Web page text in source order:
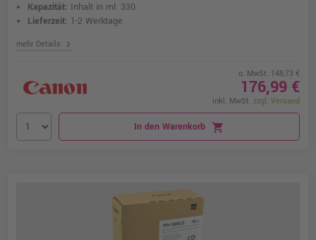
Kapazität: Inhalt in ml: 330
Lieferzeit: 1-2 Werktage
mehr Details chevron_right
o. MwSt. 148,73 €
176,99 €
inkl. MwSt. zzgl. Versand
In den Warenkorb shopping_cart